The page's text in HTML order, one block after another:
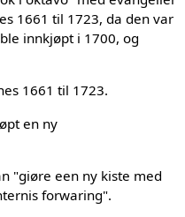
1661 til 1723, da den var
innkjøpt i 1700, og
1661 til 1723.
en ny
"giøre een ny kiste med
forwaring".